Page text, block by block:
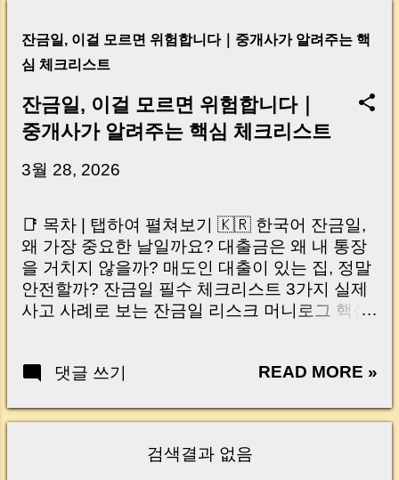
잔금일, 이걸 모르면 위험합니다｜중개사가 알려주는 핵
심 체크리스트
잔금일, 이걸 모르면 위험합니다｜
중개사가 알려주는 핵심 체크리스트
3월 28, 2026
📑 목차 | 탭하여 펼쳐보기 🇰🇷 한국어 잔금일,
왜 가장 중요한 날일까요? 대출금은 왜 내 통장
을 거치지 않을까? 매도인 대출이 있는 집, 정말
안전할까? 잔금일 필수 체크리스트 3가지 실제
사고 사례로 보는 잔금일 리스크 머니로그 핵심
Your Account Is It Safe If the Seller Has a
Real Risks and Mistakes to Avoid MoneyLog
신가요? “잔금일… 그냥 돈 보내고 끝나는 거 아
댓글 쓰기 READ MORE »
검색결과 없음